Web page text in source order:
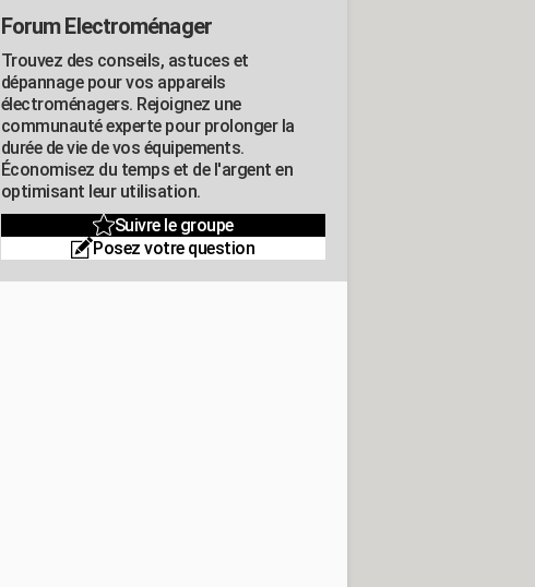
Forum Electroménager
Trouvez des conseils, astuces et
dépannage pour vos appareils
électroménagers. Rejoignez une
communauté experte pour prolonger la
durée de vie de vos équipements.
Économisez du temps et de l'argent en
optimisant leur utilisation.
Suivre le groupe
Posez votre question